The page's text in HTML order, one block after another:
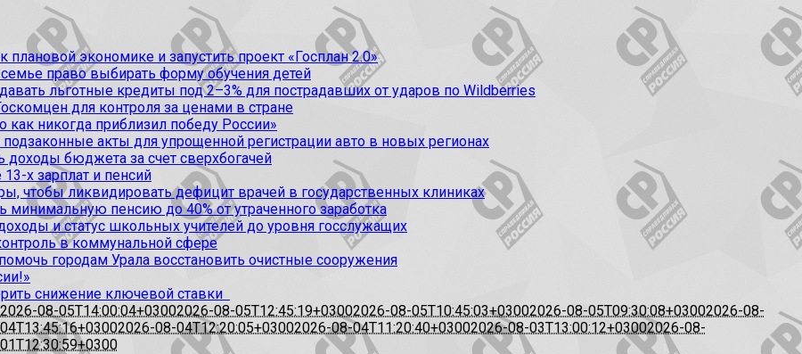
плановой экономике и запустить проект «Госплан 2.0»
право выбирать форму обучения детей
льготные кредиты под 2–3% для пострадавших от ударов по Wildberries
для контроля за ценами в стране
никогда приблизил победу России»
акты для упрощенной регистрации авто в новых регионах
доходы бюджета за счет сверхбогачей
х зарплат и пенсий
чтобы ликвидировать дефицит врачей в государственных клиниках
минимальную пенсию до 40% от утраченного заработка
и статус школьных учителей до уровня госслужащих
в коммунальной сфере
городам Урала восстановить очистные сооружения
снижение ключевой ставки
2026-08-05T14:00:04+03002026-08-05T12:45:19+03002026-08-05T10:45:03+03002026-08-05T09:30:08+03002026-08-
2026-08-04T12:20:05+03002026-08-04T11:20:40+03002026-08-03T13:00:12+03002026-08-